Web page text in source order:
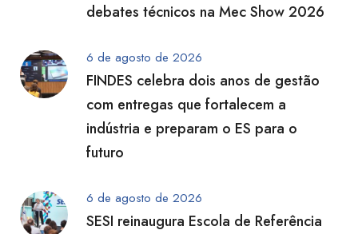
debates técnicos na Mec Show 2026
6 de agosto de 2026
FINDES celebra dois anos de gestão
com entregas que fortalecem a
indústria e preparam o ES para o
futuro
6 de agosto de 2026
SESI reinaugura Escola de Referência